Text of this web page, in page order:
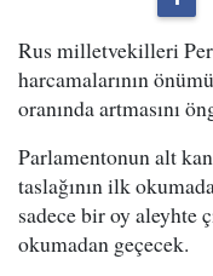
Rus milletvekilleri
harcamalarının
oranında artmasını
Parlamentonun alt
taslağının ilk
sadece bir oy aleyhte
okumadan geçecek.